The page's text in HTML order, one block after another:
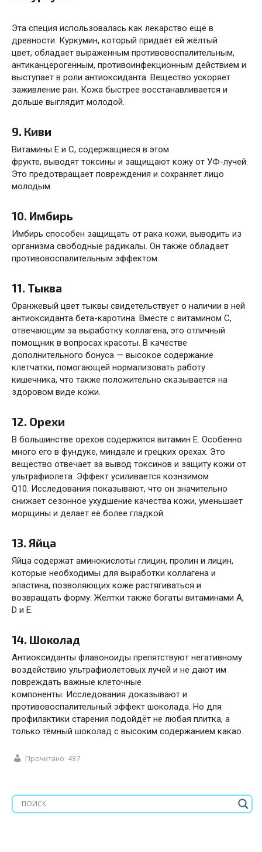
Эта специя использовалась как лекарство ещё в
древности. Куркумин, который придаёт ей жёлтый
цвет, обладает выраженным противовоспалительным,
антиканцерогенным, противоинфекционным действием и
выступает в роли антиоксиданта. Вещество ускоряет
заживление ран. Кожа быстрее восстанавливается и
дольше выглядит молодой.
9. Киви
Витамины Е и С, содержащиеся в этом
фрукте, выводят токсины и защищают кожу от УФ-лучей.
Это предотвращает повреждения и сохраняет лицо
молодым.
10. Имбирь
Имбирь способен защищать от рака кожи, выводить из
организма свободные радикалы. Он также обладает
противовоспалительным эффектом.
11. Тыква
Оранжевый цвет тыквы свидетельствует о наличии в ней
антиоксиданта бета-каротина. Вместе с витамином С,
отвечающим за выработку коллагена, это отличный
помощник в вопросах красоты. В качестве
дополнительного бонуса — высокое содержание
клетчатки, помогающей нормализовать работу
кишечника, что также положительно сказывается на
здоровом виде кожи.
12. Орехи
В большинстве орехов содержится витамин Е. Особенно
много его в фундуке, миндале и грецких орехах. Это
вещество отвечает за вывод токсинов и защиту кожи от
ультрафиолета. Эффект усиливается коэнзимом
Q10. Исследования показывают, что он значительно
снижает сезонное ухудшение качества кожи, уменьшает
морщины и делает её более гладкой.
13. Яйца
Яйца содержат аминокислоты глицин, пролин и лицин,
которые необходимы для выработки коллагена и
эластина, позволяющих коже растягиваться и
возвращать форму. Желтки также богаты витаминами А,
D и Е.
14. Шоколад
Антиоксиданты флавоноиды препятствуют негативному
воздействию ультрафиолетовых лучей и не дают им
повреждать важные клеточные
компоненты. Исследования доказывают и
противовоспалительный эффект шоколада. Но для
профилактики старения подойдёт не любая плитка, а
только тёмный шоколад с высоким содержанием какао.
Прочитано: 437